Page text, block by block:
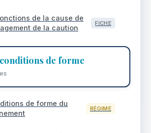
de la cause de
de la caution
FICHE
de forme
de forme du
RÉGIME